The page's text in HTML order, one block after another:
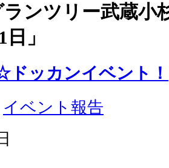
ランツリー武蔵
日 」
ッカンイベント！
イベント報告